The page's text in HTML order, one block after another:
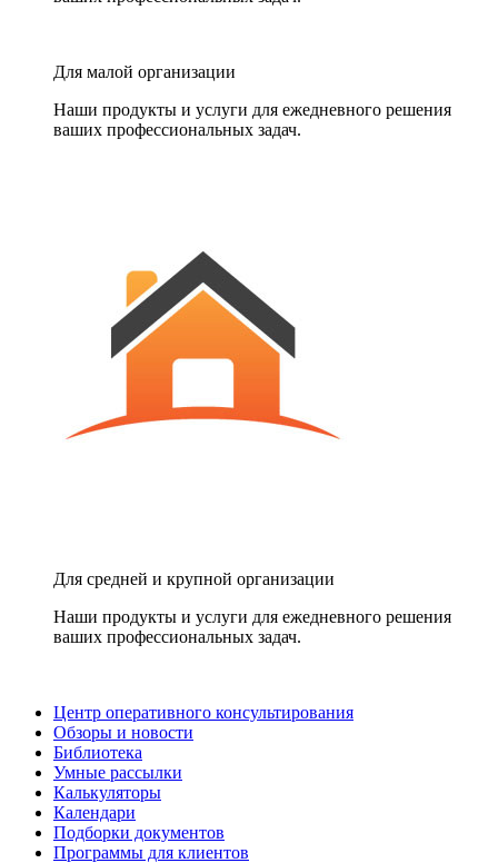
Для малой организации
Наши продукты и услуги для ежедневного решения
ваших профессиональных задач.
Для средней и крупной организации
Наши продукты и услуги для ежедневного решения
ваших профессиональных задач.
Центр оперативного консультирования
Обзоры и новости
Библиотека
Умные рассылки
Калькуляторы
Календари
Подборки документов
Программы для клиентов